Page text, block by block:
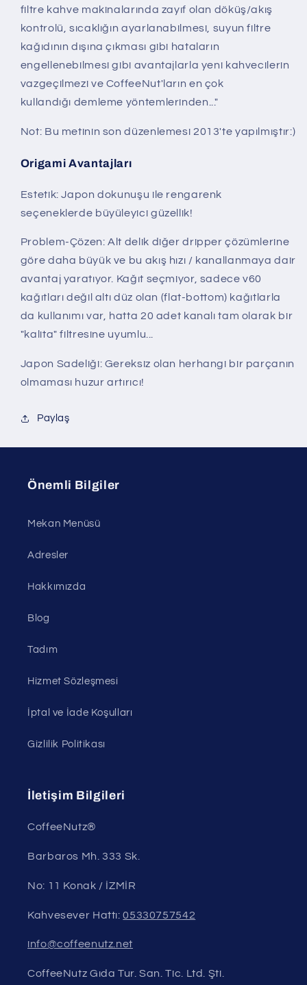
filtre kahve makinalarında zayıf olan döküş/akış
kontrolü, sıcaklığın ayarlanabilmesi, suyun filtre
kağıdının dışına çıkması gibi hataların
engellenebilmesi gibi avantajlarla yeni kahvecilerin
vazgeçilmezi ve CoffeeNut'ların en çok
kullandığı demleme yöntemlerinden..."
Not: Bu metinin son düzenlemesi 2013'te yapılmıştır:)
Origami Avantajları
Estetik: Japon dokunuşu ile rengarenk
seçeneklerde büyüleyici güzellik!
Problem-Çözen: Alt delik diğer dripper çözümlerine
göre daha büyük ve bu akış hızı / kanallanmaya dair
avantaj yaratıyor. Kağıt seçmiyor, sadece v60
kağıtları değil altı düz olan (flat-bottom) kağıtlarla
da kullanımı var, hatta 20 adet kanalı tam olarak bir
"kalita" filtresine uyumlu...
Japon Sadeliği: Gereksiz olan herhangi bir parçanın
olmaması huzur artırıcı!
Paylaş
Önemli Bilgiler
Mekan Menüsü
Adresler
Hakkımızda
Blog
Tadım
Hizmet Sözleşmesi
İptal ve İade Koşulları
Gizlilik Politikası
İletişim Bilgileri
CoffeeNutz®
Barbaros Mh. 333 Sk.
No: 11 Konak / İZMİR
Kahvesever Hattı:05330757542
info@coffeenutz.net
CoffeeNutz Gıda Tur. San. Tic. Ltd. Şti.